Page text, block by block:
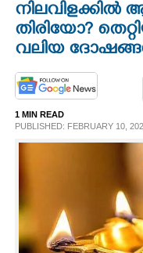
OPINION
PHOTOS
LIFESTYLE
നിലവിളക്കിൽ
തിരിയോ?
വലിയ
1 MIN READ
PUBLISHED: FEBRUARY 10,